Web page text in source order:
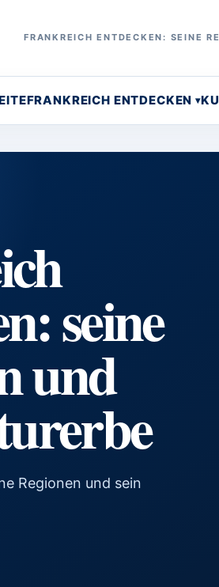
FRANKREICH ENTDECKEN: SEINE
FRANKREICH ENTDECKEN
seine
und
Regionen und sein